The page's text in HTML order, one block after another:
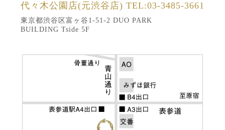
代々木公園店(元渋谷店) TEL:03-3485-3661
東京都渋谷区富ヶ谷1-51-2 DUO PARK
BUILDING Tside 5F